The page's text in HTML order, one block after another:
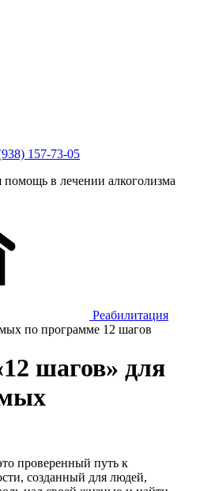
157-73-05
помощь в лечении алкоголизма
Реабилитация
по программе 12 шагов
шагов» для
проверенный путь к
созданный для людей,